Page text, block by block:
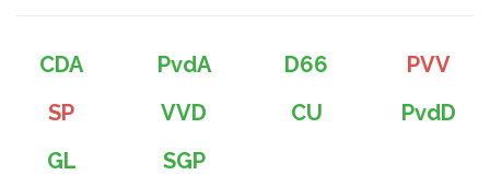
CDA PvdA D66
PVV
SP
VVD CU
PvdD
GL
SGP